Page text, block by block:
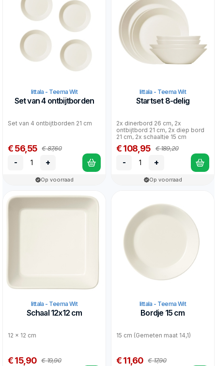
Iittala - Teema Wit
Set van 4 ontbijtborden
Set van 4 ontbijtborden 21 cm
€ 56,55 € 87,60
- +
Op voorraad
Iittala - Teema Wit
Startset 8-delig
2x dinerbord 26 cm, 2x
ontbijtbord 21 cm, 2x diep bord
21 cm, 2x schaaltje 15 cm
€ 108,95 € 189,20
- +
Op voorraad
Iittala - Teema Wit
Schaal 12x12 cm
12 x 12 cm
€ 15,90 € 19,90
Iittala - Teema Wit
Bordje 15 cm
15 cm (Gemeten maat 14,1)
€ 11,60 € 17,90